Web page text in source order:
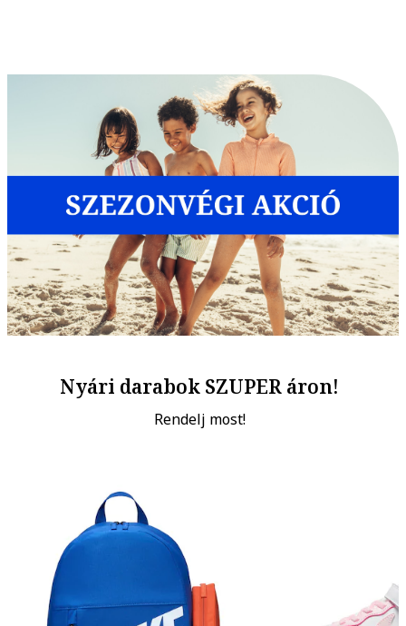
Nyári darabok SZUPER áron!
Rendelj most!